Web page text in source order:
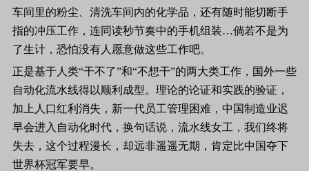
车间里的粉尘、清洗车间内的化学品，还有随时能切断手
指的冲压工作，连同读秒节奏中的手机组装…倘若不是为
了生计，恐怕没有人愿意做这些工作吧。
正是基于人类“干不了”和“不想干”的两大类工作，国外一些
自动化流水线得以顺利成型。理论的论证和实践的验证，
加上人口红利消失，新一代员工管理困难，中国制造业迟
早会进入自动化时代，换句话说，流水线女工，我们终将
失去，这个过程漫长，却远非遥遥无期，肯定比中国夺下
世界杯冠军要早。